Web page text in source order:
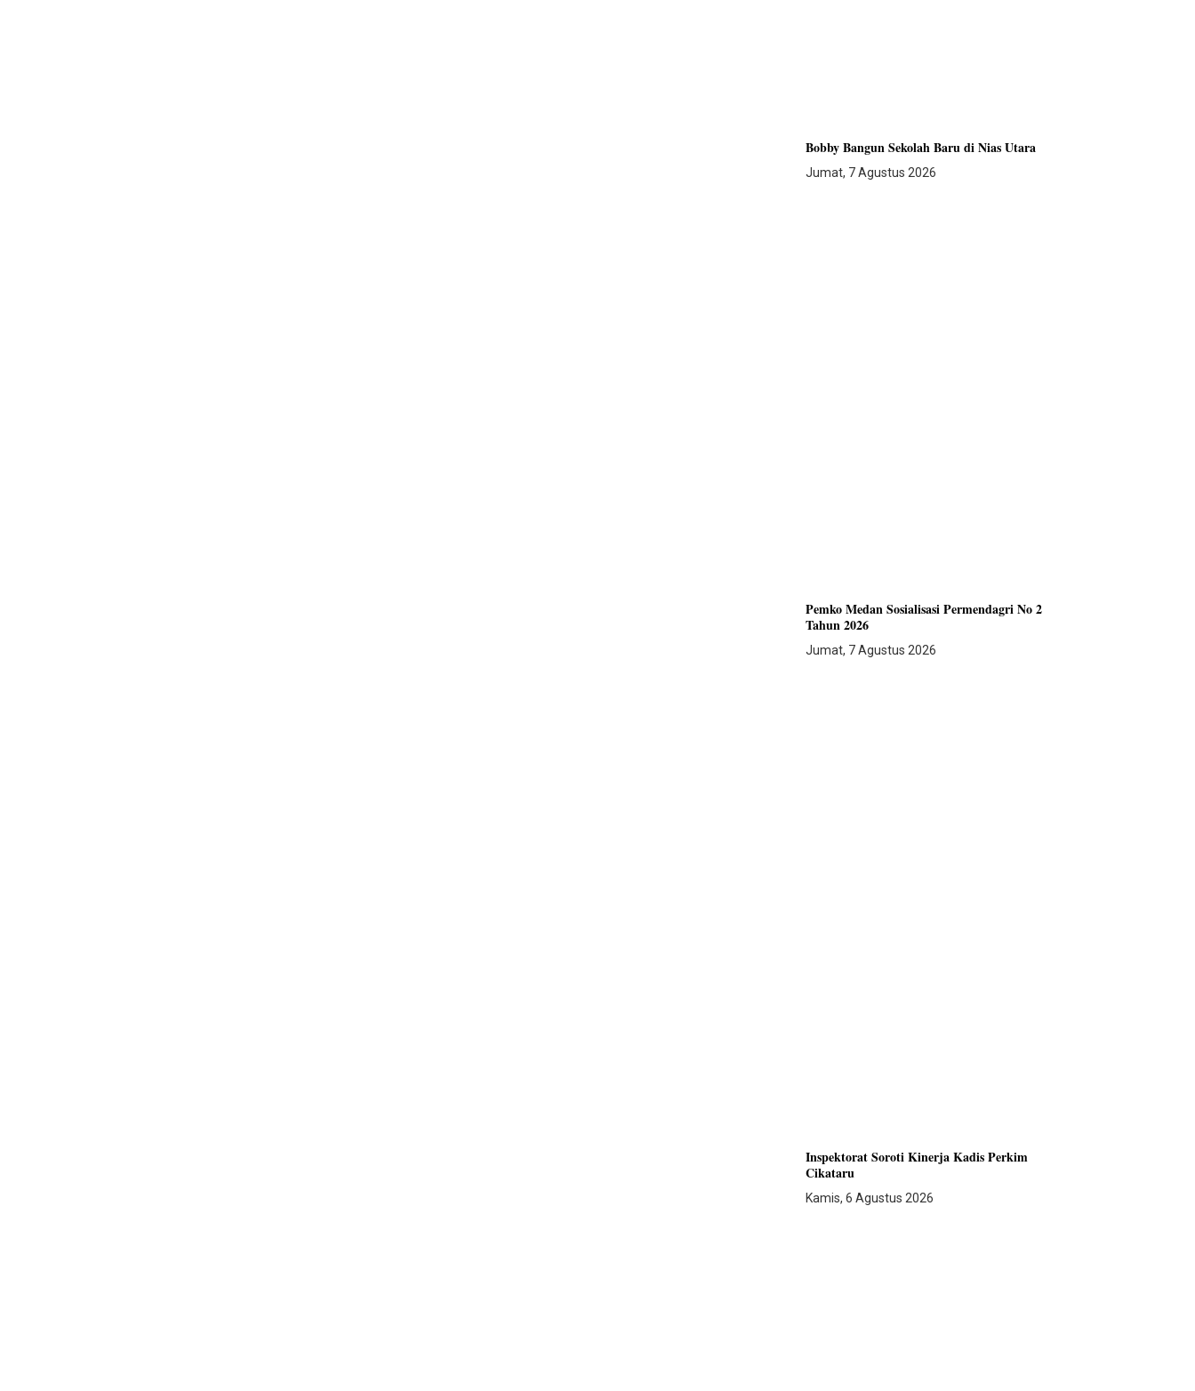
Bobby Bangun Sekolah Baru di Nias Utara
Jumat, 7 Agustus 2026
Pemko Medan Sosialisasi Permendagri No 2
Tahun 2026
Jumat, 7 Agustus 2026
Inspektorat Soroti Kinerja Kadis Perkim
Cikataru
Kamis, 6 Agustus 2026